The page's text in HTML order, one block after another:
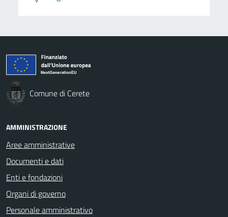
Comune di Cerete
AMMINISTRAZIONE
Aree amministrative
Documenti e dati
Enti e fondazioni
Organi di governo
Personale amministrativo